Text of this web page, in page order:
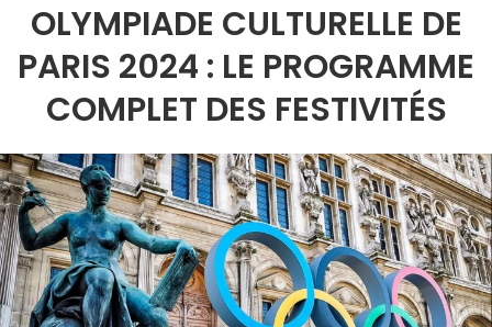
OLYMPIADE CULTURELLE DE
PARIS 2024 : LE PROGRAMME
COMPLET DES FESTIVITÉS